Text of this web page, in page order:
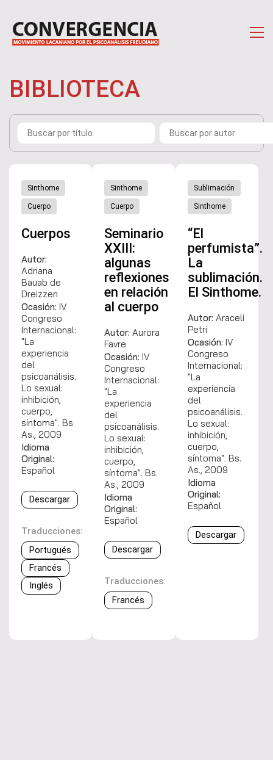
BIBLIOTECA
Sinthome
Cuerpo
Cuerpos
Autor:
Adriana
Bauab de
Dreizzen
Ocasión: IV
Congreso
Internacional:
"La
experiencia
del
psicoanálisis.
Lo sexual:
inhibición,
cuerpo,
síntoma". Bs.
As., 2009
Idioma
Original:
Español
Descargar
Traducciones:
Portugués
Francés
Inglés
Sinthome
Cuerpo
Seminario
XXIII:
algunas
reflexiones
en relación
al cuerpo
Autor: Aurora
Favre
Ocasión: IV
Congreso
Internacional:
"La
experiencia
del
psicoanálisis.
Lo sexual:
inhibición,
cuerpo,
síntoma". Bs.
As., 2009
Idioma
Original:
Español
Descargar
Traducciones:
Francés
Sublimación
Sinthome
“El
perfumista”.
La
sublimación.
El Sinthome.
Autor: Araceli
Petri
Ocasión: IV
Congreso
Internacional:
"La
experiencia
del
psicoanálisis.
Lo sexual:
inhibición,
cuerpo,
síntoma". Bs.
As., 2009
Idioma
Original:
Español
Descargar